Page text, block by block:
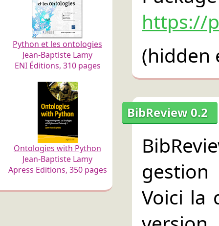
Python et les ontologies
Jean-Baptiste Lamy
ENI Éditions, 310 pages
Ontologies with Python
Jean-Baptiste Lamy
Apress Editions, 350 pages
https://
(hidden
BibReview 0.2
Voici la